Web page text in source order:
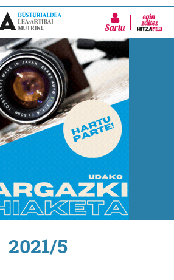
Sartu
2021/5